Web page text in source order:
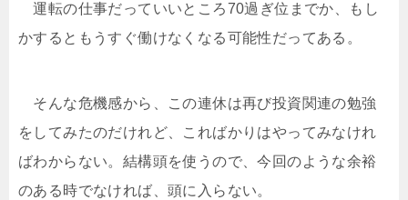
運転の仕事だっていいところ70過ぎ位までか、もし
かするともうすぐ働けなくなる可能性だってある。
そんな危機感から、この連休は再び投資関連の勉強
をしてみたのだけれど、こればかりはやってみなけれ
ばわからない。結構頭を使うので、今回のような余裕
のある時でなければ、頭に入らない。